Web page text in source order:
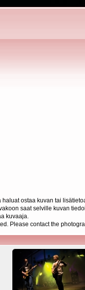
ostaa kuvan tai
saat selville kuvan
kuvaaja.
Please contact the